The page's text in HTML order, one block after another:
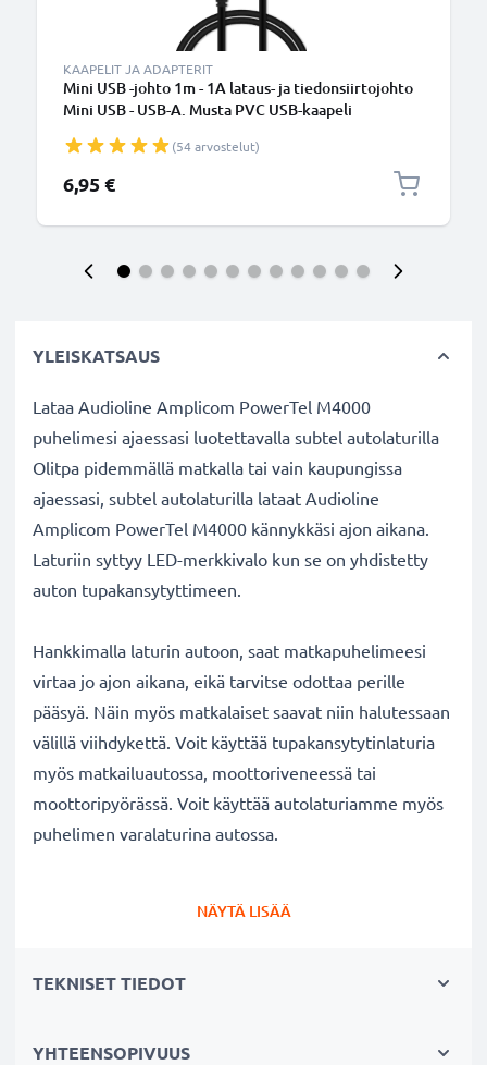
KAAPELIT JA ADAPTERIT
Mini USB -johto 1m - 1A lataus- ja tiedonsiirtojohto
Mini USB - USB-A. Musta PVC USB-kaapeli
(54 arvostelut)
6,95 €
YLEISKATSAUS
Lataa Audioline Amplicom PowerTel M4000
puhelimesi ajaessasi luotettavalla subtel autolaturilla
Olitpa pidemmällä matkalla tai vain kaupungissa
ajaessasi, subtel autolaturilla lataat Audioline
Amplicom PowerTel M4000 kännykkäsi ajon aikana.
Laturiin syttyy LED-merkkivalo kun se on yhdistetty
auton tupakansytyttimeen.
Hankkimalla laturin autoon, saat matkapuhelimeesi
virtaa jo ajon aikana, eikä tarvitse odottaa perille
pääsyä. Näin myös matkalaiset saavat niin halutessaan
välillä viihdykettä. Voit käyttää tupakansytytinlaturia
myös matkailuautossa, moottoriveneessä tai
moottoripyörässä. Voit käyttää autolaturiamme myös
puhelimen varalaturina autossa.
auton tupakansytyttimeen
ja murtumaton liitin
NÄYTÄ LISÄÄ
TEKNISET TIEDOT
YHTEENSOPIVUUS